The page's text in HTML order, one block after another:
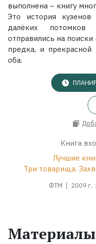
выполнена – книгу
Это история
далёких потомков
отправились на
предка, и
оба.
Книга
Лучшие
Три товарища.
ФТМ 2009 г.
Материалы